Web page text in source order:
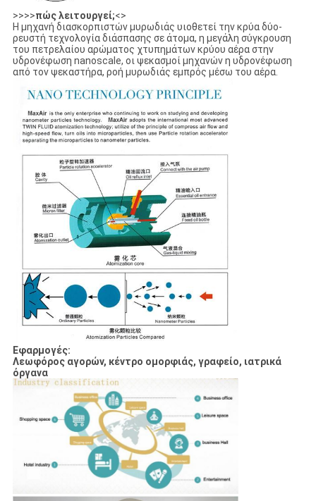
>>>>πώς λειτουργεί;<>
Η μηχανή διασκορπιστών μυρωδιάς υιοθετεί την κρύα δύο-
ρευστή τεχνολογία διάσπασης σε άτομα, η μεγάλη σύγκρουση
του πετρελαίου αρώματος χτυπημάτων κρύου αέρα στην
υδρονέφωση nanoscale, οι ψεκασμοί μηχανών η υδρονέφωση
από τον ψεκαστήρα, ροή μυρωδιάς εμπρός μέσω του αέρα.
Εφαρμογές:
Λεωφόρος αγορών, κέντρο ομορφιάς, γραφείο, ιατρικά
όργανα